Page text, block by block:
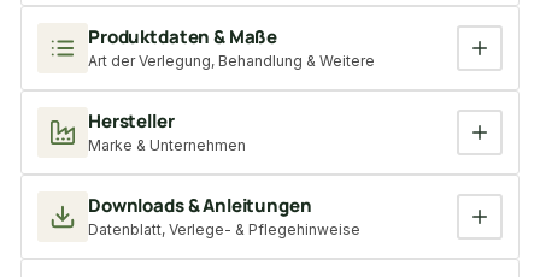
Produktdaten & Maße
Art der Verlegung, Behandlung & Weitere
Hersteller
Marke & Unternehmen
Downloads & Anleitungen
Datenblatt, Verlege- & Pflegehinweise